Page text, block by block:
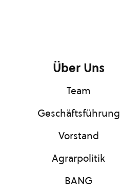
Über Uns
Team
Geschäftsführung
Vorstand
Agrarpolitik
BANG